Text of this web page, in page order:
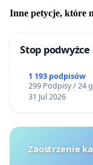
Inne petycje, które
Stop
1 193 podpisów
299 Podpisy / 24
31 Jul 2026
Zaostrzenie